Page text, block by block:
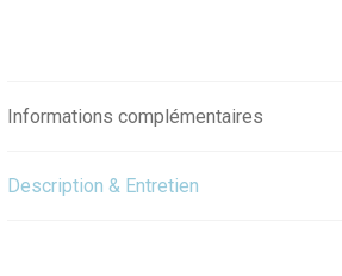
Informations complémentaires
Description & Entretien